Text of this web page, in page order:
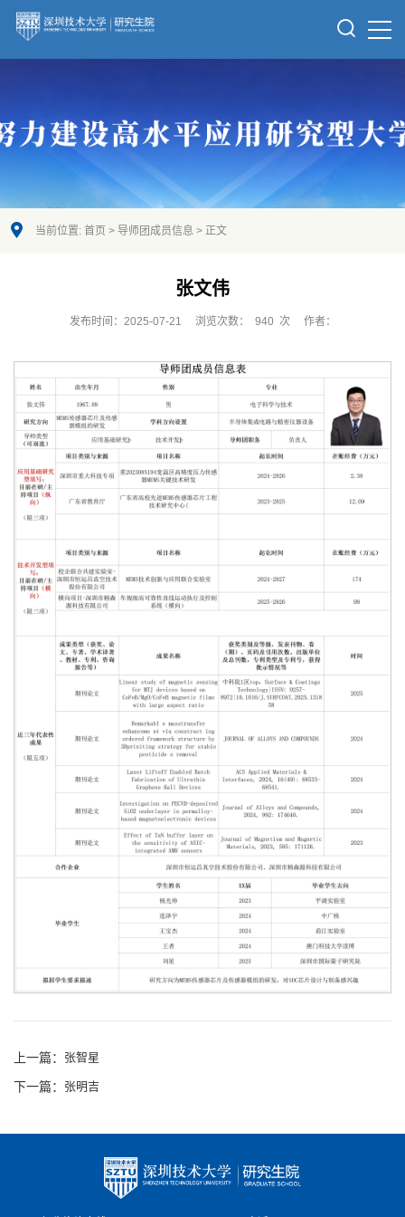
当前位置: 首页 > 导师团成员信息 > 正文
张文伟
发布时间：2025-07-21 浏览次数： 940 次 作者：
上一篇： 张智星
下一篇： 张明吉